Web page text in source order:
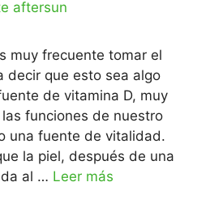
muy frecuente tomar el
decir que esto sea algo
de vitamina D, muy
funciones de nuestro
una fuente de vitalidad.
la piel, después de una
al … Leer más